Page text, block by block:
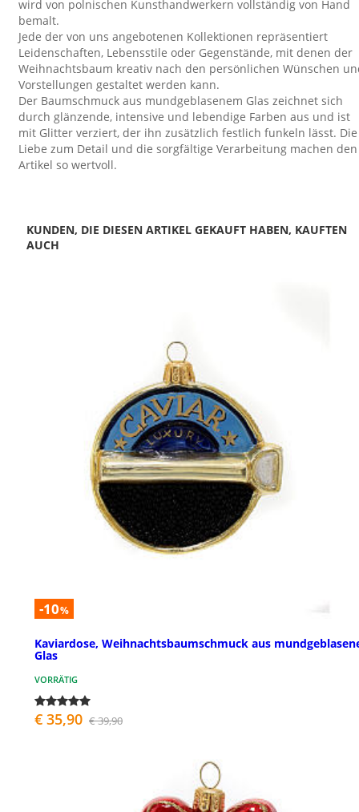
wird von polnischen Kunsthandwerkern vollständig von Hand
bemalt.
Jede der von uns angebotenen Kollektionen repräsentiert
Leidenschaften, Lebensstile oder Gegenstände, mit denen der
Weihnachtsbaum kreativ nach den persönlichen Wünschen
Vorstellungen gestaltet werden kann.
Der Baumschmuck aus mundgeblasenem Glas zeichnet sich
durch glänzende, intensive und lebendige Farben aus und ist
mit Glitter verziert, der ihn zusätzlich festlich funkeln lässt. Die
Liebe zum Detail und die sorgfältige Verarbeitung machen den
Artikel so wertvoll.
KUNDEN, DIE DIESEN ARTIKEL GEKAUFT HABEN, KAUFTEN
AUCH
-10%
Kaviardose, Weihnachtsbaumschmuck aus
Glas
VORRÄTIG
€ 35,90 € 39,90